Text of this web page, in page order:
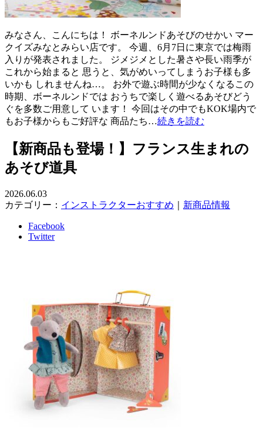
みなさん、こんにちは！ ボーネルンドあそびのせかい マー
クイズみなとみらい店です。 今週、6月7日に東京では梅雨
入りが発表されました。 ジメジメとした暑さや長い雨季が
これから始まると 思うと、気がめいってしまうお子様も多
いかも しれませんね…。 お外で遊ぶ時間が少なくなるこの
時期、ボーネルンドでは おうちで楽しく遊べるあそびどう
ぐを多数ご用意して います！ 今回はその中でもKOK場内で
もお子様からもご好評な 商品たち…続きを読む
【新商品も登場！】フランス生まれの
あそび道具
2026.06.03
カテゴリー： インストラクターおすすめ 新商品情報
Facebook
Twitter